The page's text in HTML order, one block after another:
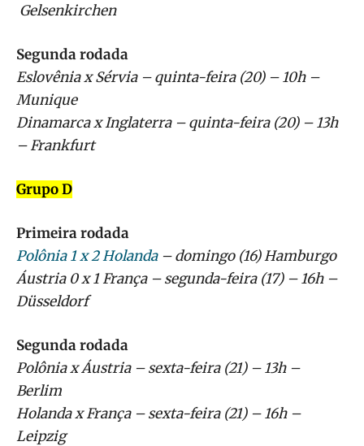
Gelsenkirchen
Segunda rodada
Eslovênia x Sérvia – quinta-feira (20) – 10h –
Munique
Dinamarca x Inglaterra – quinta-feira (20) – 13h
– Frankfurt
Grupo D
Primeira rodada
Polônia 1 x 2 Holanda– domingo (16) Hamburgo
Áustria 0 x 1 França – segunda-feira (17) – 16h –
Düsseldorf
Segunda rodada
Polônia x Áustria – sexta-feira (21) – 13h –
Berlim
Holanda x França – sexta-feira (21) – 16h –
Leipzig